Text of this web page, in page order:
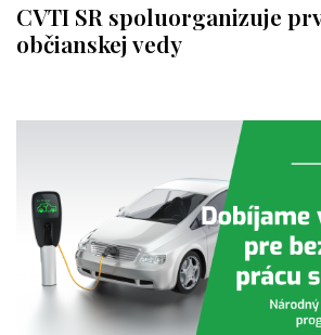
CVTI SR spoluorganizuje
občianskej vedy